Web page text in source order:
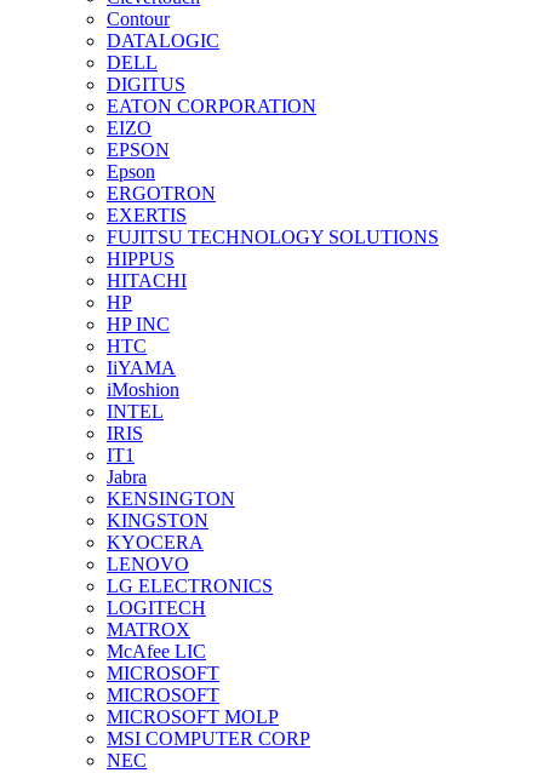
Contour
DATALOGIC
DELL
DIGITUS
EATON CORPORATION
EIZO
EPSON
Epson
ERGOTRON
EXERTIS
FUJITSU TECHNOLOGY SOLUTIONS
HIPPUS
HITACHI
HP
HP INC
HTC
IiYAMA
iMoshion
INTEL
IRIS
IT1
Jabra
KENSINGTON
KINGSTON
KYOCERA
LENOVO
LG ELECTRONICS
LOGITECH
MATROX
McAfee LIC
MICROSOFT
MICROSOFT
MICROSOFT MOLP
MSI COMPUTER CORP
NEC